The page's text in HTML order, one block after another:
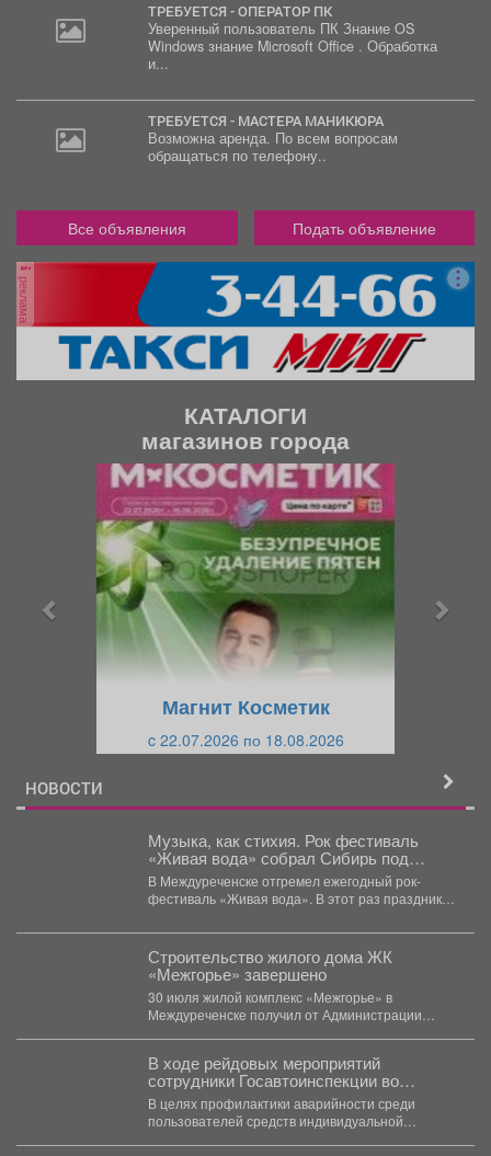
ТРЕБУЕТСЯ - ОПЕРАТОР ПК
Уверенный пользователь ПК Знание OS
Windows знание Microsoft Office . Обработка
и...
ТРЕБУЕТСЯ - МАСТЕРА МАНИКЮРА
Возможна аренда. По всем вопросам
обращаться по телефону..
Все объявления Подать объявление
реклама
КАТАЛОГИ
магазинов города
Магнит Косметик
c 22.07.2026 по 18.08.2026
НОВОСТИ
Музыка, как стихия. Рок фестиваль
«Живая вода» собрал Сибирь под
открытым небом.
В Междуреченске отгремел ежегодный рок-
фестиваль «Живая вода». В этот раз праздник
Строительство жилого дома ЖК
«Межгорье» завершено
30 июля жилой комплекс «Межгорье» в
Междуреченске получил от Администрации
В ходе рейдовых мероприятий
сотрудники Госавтоинспекции во
взаимодействии с инспектором ПДН
провели беседы с юными водителями
СИМ и велосипедистами
В целях профилактики аварийности среди
пользователей средств индивидуальной